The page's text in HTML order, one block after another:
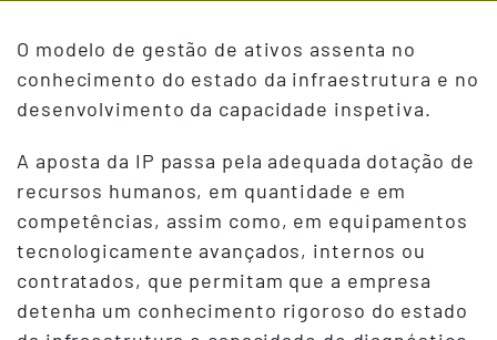
O modelo de gestão de ativos assenta no
conhecimento do estado da infraestrutura e no
desenvolvimento da capacidade inspetiva.
A aposta da IP passa pela adequada dotação de
recursos humanos, em quantidade e em
competências, assim como, em equipamentos
tecnologicamente avançados, internos ou
contratados, que permitam que a empresa
detenha um conhecimento rigoroso do estado